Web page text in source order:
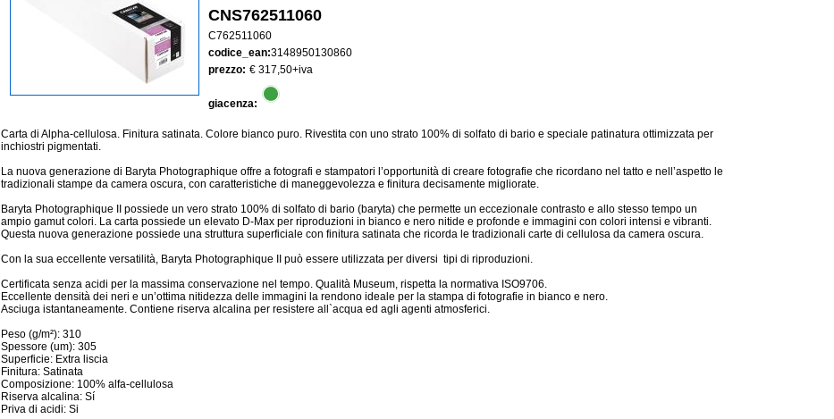
CNS762511060
C762511060
codice_ean:3148950130860
prezzo: € 317,50+iva
giacenza:
Carta di Alpha-cellulosa. Finitura satinata. Colore bianco puro. Rivestita con uno strato 100% di solfato di bario e speciale patinatura ottimizzata per
inchiostri pigmentati.
La nuova generazione di Baryta Photographique offre a fotografi e stampatori l’opportunità di creare fotografie che ricordano nel tatto e nell’aspetto le
tradizionali stampe da camera oscura, con caratteristiche di maneggevolezza e finitura decisamente migliorate.
Baryta Photographique II possiede un vero strato 100% di solfato di bario (baryta) che permette un eccezionale contrasto e allo stesso tempo un
ampio gamut colori. La carta possiede un elevato D-Max per riproduzioni in bianco e nero nitide e profonde e immagini con colori intensi e vibranti.
Questa nuova generazione possiede una struttura superficiale con finitura satinata che ricorda le tradizionali carte di cellulosa da camera oscura.
Con la sua eccellente versatilità, Baryta Photographique II può essere utilizzata per diversi tipi di riproduzioni.
Certificata senza acidi per la massima conservazione nel tempo. Qualità Museum, rispetta la normativa ISO9706.
Eccellente densità dei neri e un’ottima nitidezza delle immagini la rendono ideale per la stampa di fotografie in bianco e nero.
Asciuga istantaneamente. Contiene riserva alcalina per resistere all`acqua ed agli agenti atmosferici.
Peso (g/m²): 310
Spessore (um): 305
Superficie: Extra liscia
Finitura: Satinata
Composizione: 100% alfa-cellulosa
Riserva alcalina: Sí
Priva di acidi: Si